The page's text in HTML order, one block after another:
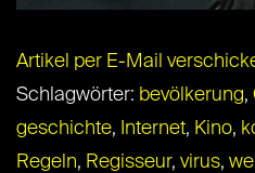
Artikel per E-Mail
Schlagwörter: bevölkerung,
geschichte, Internet, Kino,
Regeln, Regisseur, virus,